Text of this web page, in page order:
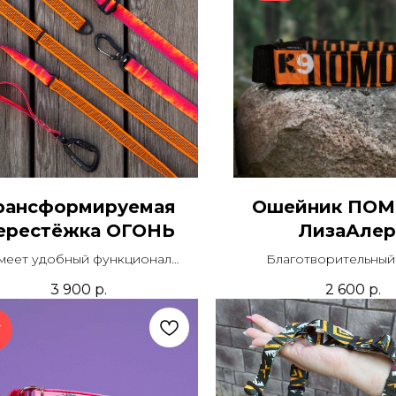
ОГОНЬ
удобный функционал
со скрытой ручкой.
3 900 р.
Ошейник
кинологическим
ДПСО «ЛизаАлерт». 15%
идёт на нужды
2 600 р.